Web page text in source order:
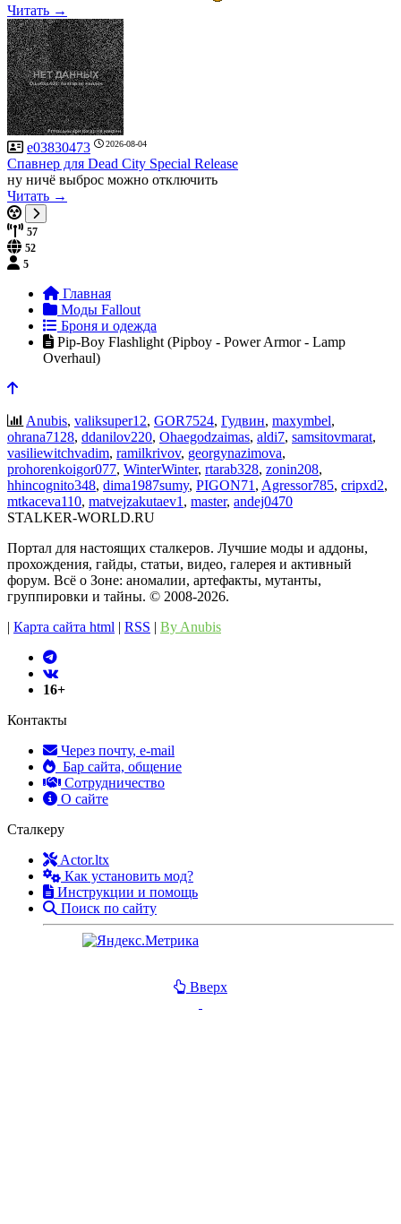
Читать →
e03830473 2026-08-04
Спавнер для Dead City Special Release
ну ничё выброс можно отключить
Читать →
57
52
5
Главная
Моды Fallout
Броня и одежда
Pip-Boy Flashlight (Pipboy - Power Armor - Lamp
Overhaul)
Anubis, valiksuper12, GOR7524, Гудвин, maxymbel,
ohrana7128, ddanilov220, Ohaegodzaimas, aldi7, samsitovmarat,
vasiliewitchvadim, ramilkrivov, georgynazimova,
prohorenkoigor077, WinterWinter, rtarab328, zonin208,
hhincognito348, dima1987sumy, PIGON71 , Agressor785, cripxd2,
mtkaceva110, matvejzakutaev1 , master, andej0470
STALKER-WORLD.RU
Портал для настоящих сталкеров. Лучшие моды и аддоны,
прохождения, гайды, статьи, видео, галерея и активный
форум. Всё о Зоне: аномалии, артефакты, мутанты,
группировки и тайны. ©️ 2008-2026.
| Карта сайта html | RSS | By Anubis
16+
Контакты
Через почту, e-mail
Бар сайта, общение
Сотрудничество
О сайте
Сталкеру
Actor.ltx
Как установить мод?
Инструкции и помощь
Поиск по сайту
Вверх